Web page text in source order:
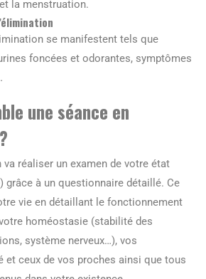
la menstruation.
se manifestent tels que
foncées et odorantes, symptômes
une séance en
réaliser un examen de votre état
grâce à un questionnaire détaillé. Ce
vie en détaillant le fonctionnement
homéostasie (stabilité des
système nerveux…), vos
et ceux de vos proches ainsi que tous